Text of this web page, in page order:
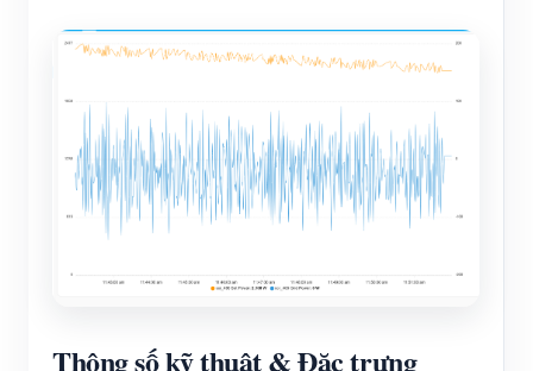
Thông số kỹ thuật & Đặc trưng